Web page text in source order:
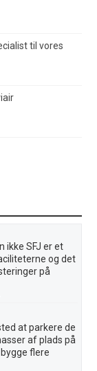
til vores
ikke SFJ er et
og det
på
at parkere de
af plads på
flere